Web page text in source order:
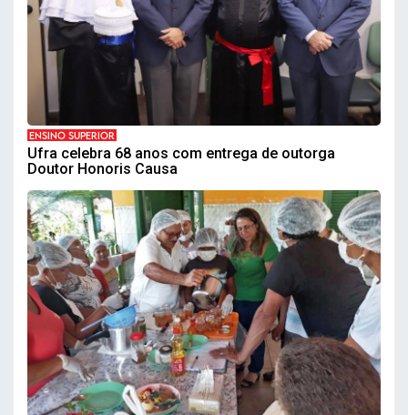
ENSINO SUPERIOR
Ufra celebra 68 anos com entrega de outorga
Doutor Honoris Causa